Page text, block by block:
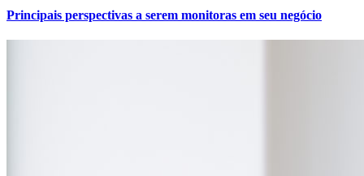
Principais perspectivas a serem monitoras em seu negócio